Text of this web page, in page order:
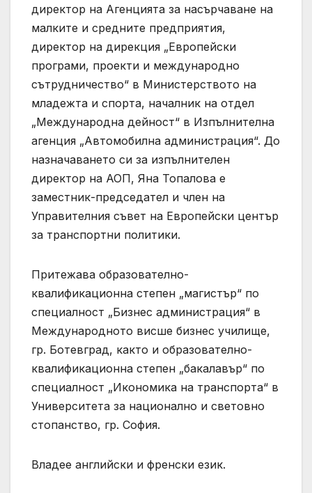
директор на Агенцията за насърчаване на
малките и средните предприятия,
директор на дирекция „Европейски
програми, проекти и международно
сътрудничество“ в Министерството на
младежта и спорта, началник на отдел
„Международна дейност“ в Изпълнителна
агенция „Автомобилна администрация“. До
назначаването си за изпълнителен
директор на АОП, Яна Топалова е
заместник-председател и член на
Управителния съвет на Европейски център
за транспортни политики.
Притежава образователно-
квалификационна степен „магистър“ по
специалност „Бизнес администрация“ в
Международното висше бизнес училище,
гр. Ботевград, както и образователно-
квалификационна степен „бакалавър“ по
специалност „Икономика на транспорта“ в
Университета за национално и световно
стопанство, гр. София.
Владее английски и френски език.